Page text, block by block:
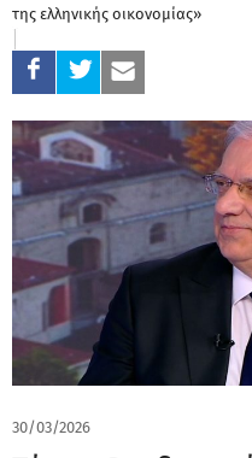
της ελληνικής οικονομίας»
30/03/2026